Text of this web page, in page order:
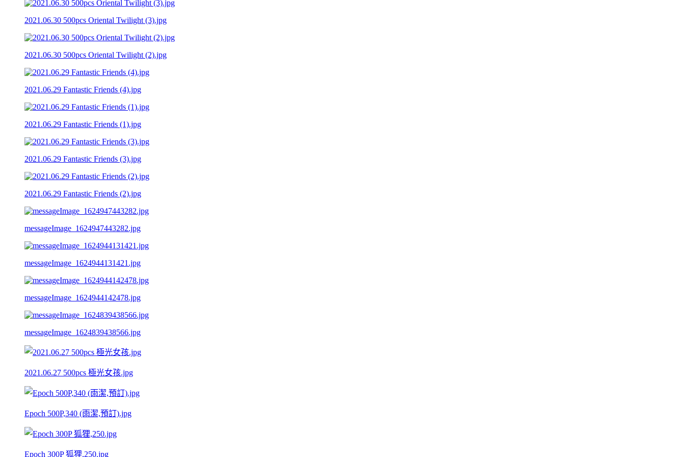
2021.06.30 500pcs Oriental Twilight (3).jpg
2021.06.30 500pcs Oriental Twilight (2).jpg
2021.06.29 Fantastic Friends (4).jpg
2021.06.29 Fantastic Friends (1).jpg
2021.06.29 Fantastic Friends (3).jpg
2021.06.29 Fantastic Friends (2).jpg
messageImage_1624947443282.jpg
messageImage_1624944131421.jpg
messageImage_1624944142478.jpg
messageImage_1624839438566.jpg
2021.06.27 500pcs 極光女孩.jpg
Epoch 500P,340 (雨潔,預訂).jpg
Epoch 300P 狐狸,250.jpg